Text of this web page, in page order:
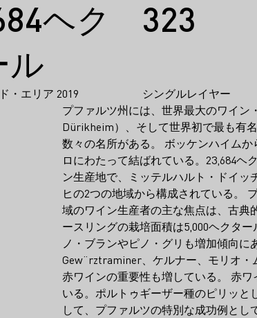
ヘク
ル
・エリア 2019
323
シングルレイヤー
プファルツ州には、世界最大のワイン
Dürikheim）、そして世界初で最も有
数々の名所がある。 ボッケンハイム
ロにわたって結ばれている。23,684ヘ
ン生産地で、ミッテルハルト・ドイ
ヒの2つの地域から構成されている。
域のワイン生産者の主な焦点は、古典
ースリングの栽培面積は5,000ヘクタ
ノ・ブランやピノ・グリも増加傾向に
Gew¨rztraminer、ケルナー、モリオ・
赤ワインの重要性も増している。 赤
いる。ポルトゥギーザー種のピリッ
して、プファルツの特別な成功例と